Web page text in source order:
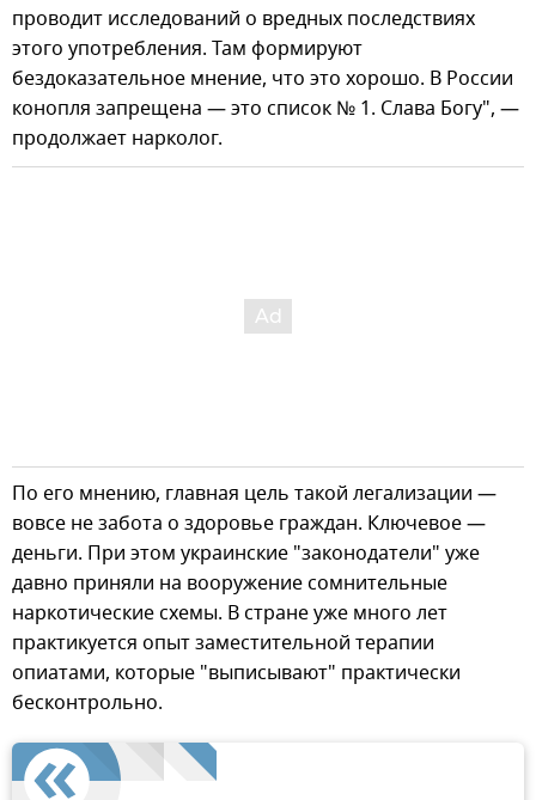
проводит исследований о вредных последствиях
этого употребления. Там формируют
бездоказательное мнение, что это хорошо. В России
конопля запрещена — это список № 1. Слава Богу", —
продолжает нарколог.
По его мнению, главная цель такой легализации —
вовсе не забота о здоровье граждан. Ключевое —
деньги. При этом украинские "законодатели" уже
давно приняли на вооружение сомнительные
наркотические схемы. В стране уже много лет
практикуется опыт заместительной терапии
опиатами, которые "выписывают" практически
бесконтрольно.